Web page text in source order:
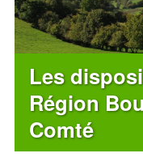
Les
Région
Comté
Dernière modification